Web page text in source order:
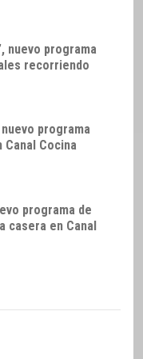
nuevo programa
recorriendo
programa
Canal Cocina
programa de
en Canal